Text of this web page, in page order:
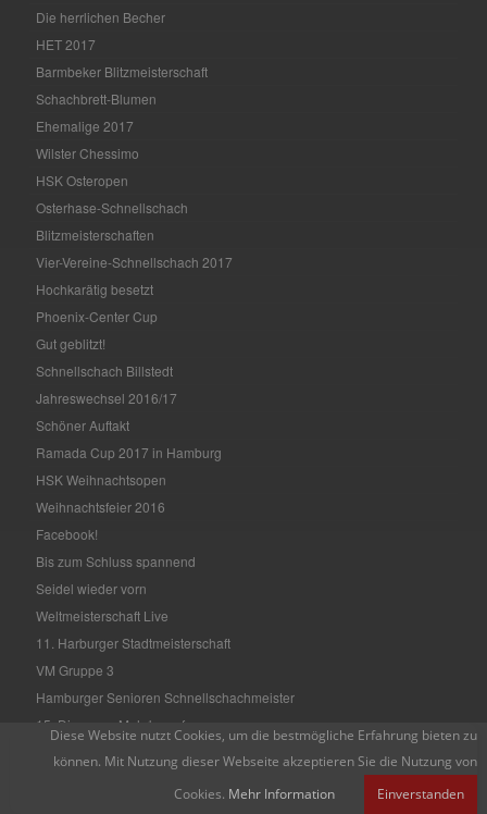
Die herrlichen Becher
HET 2017
Barmbeker Blitzmeisterschaft
Schachbrett-Blumen
Ehemalige 2017
Wilster Chessimo
HSK Osteropen
Osterhase-Schnellschach
Blitzmeisterschaften
Vier-Vereine-Schnellschach 2017
Hochkarätig besetzt
Phoenix-Center Cup
Gut geblitzt!
Schnellschach Billstedt
Jahreswechsel 2016/17
Schöner Auftakt
Ramada Cup 2017 in Hamburg
HSK Weihnachtsopen
Weihnachtsfeier 2016
Facebook!
Bis zum Schluss spannend
Seidel wieder vorn
Weltmeisterschaft Live
11. Harburger Stadtmeisterschaft
VM Gruppe 3
Hamburger Senioren Schnellschachmeister
15. Diogenes Mehrkampf
Diese Website nutzt Cookies, um die bestmögliche Erfahrung bieten zu
können. Mit Nutzung dieser Webseite akzeptieren Sie die Nutzung von
Cookies. Mehr Information Einverstanden